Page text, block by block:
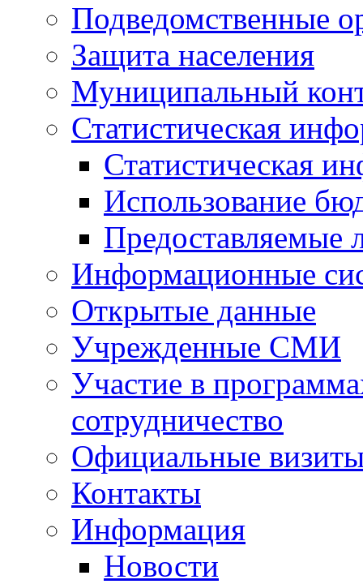
Подведомственные
Защита населения
Муниципальный
Статистическая
Статистическая
Использование
Предоставляемые
Информационные
Открытые данные
Учрежденные СМИ
Участие в
сотрудничество
Официальные
Контакты
Информация
Новости